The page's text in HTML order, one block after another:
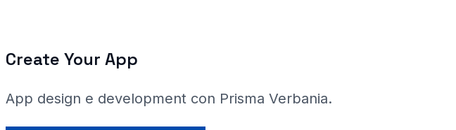
Create Your App
App design e development con Prisma Verbania.